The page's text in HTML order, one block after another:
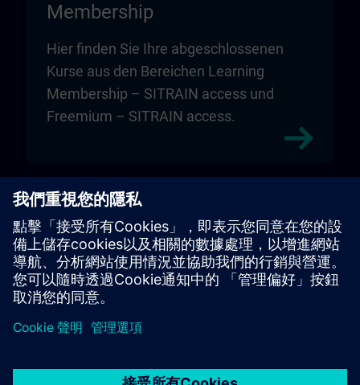
Membership
Hier finden Sie Ihre abgeschlossenen
Kurse aus den Bereichen Learning
Membership – SITRAIN access und
Freemium – SITRAIN access.